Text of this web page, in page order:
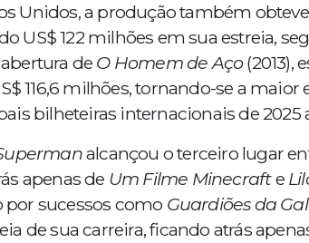
Unidos, a produção também
US$ 122 milhões em sua estreia,
de O Homem de Aço(2013),
116,6 milhões, tornando-se a
bilheteiras internacionais de 2025
alcançou o terceiro lugar
apenas de Um Filme Minecrafte
sucessos como Guardiões da
de sua carreira, ficando atrás